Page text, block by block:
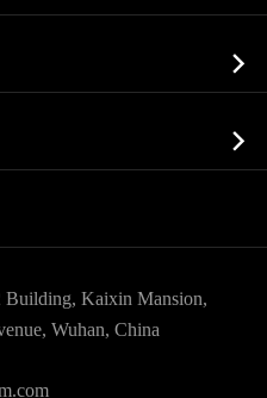


Building, Kaixin Mansion,
Wuhan, China